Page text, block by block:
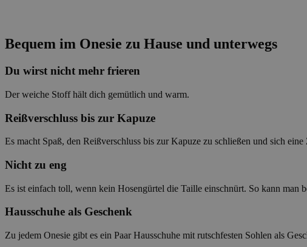
Bequem im Onesie zu Hause und unterwegs
Du wirst nicht mehr frieren
Der weiche Stoff hält dich gemütlich und warm.
Reißverschluss bis zur Kapuze
Es macht Spaß, den Reißverschluss bis zur Kapuze zu schließen und sich
Nicht zu eng
Es ist einfach toll, wenn kein Hosengürtel die Taille einschnürt. So kann man
Hausschuhe als Geschenk
Zu jedem Onesie gibt es ein Paar Hausschuhe mit rutschfesten Sohlen als